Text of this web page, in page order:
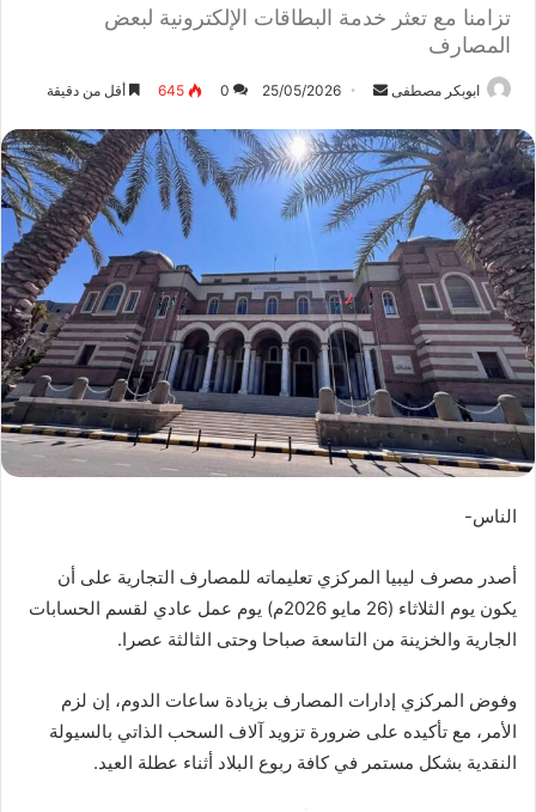
تزامنا مع تعثر خدمة البطاقات الإلكترونية لبعض
المصارف
ابوبكر مصطفى
س
ل
ب
ر
ي
د
ا
إ
ل
ك
ت
ر
ا
25/05/2026
0
645 أقل من دقيقة
الناس-
أصدر مصرف ليبيا المركزي تعليماته للمصارف التجارية على أن
يكون يوم الثلاثاء (26 مايو 2026م) يوم عمل عادي لقسم الحسابات
الجارية والخزينة من التاسعة صباحا وحتى الثالثة عصرا.
وفوض المركزي إدارات المصارف بزيادة ساعات الدوم، إن لزم
الأمر، مع تأكيده على ضرورة تزويد آلاف السحب الذاتي بالسيولة
النقدية بشكل مستمر في كافة ربوع البلاد أثناء عطلة العيد.